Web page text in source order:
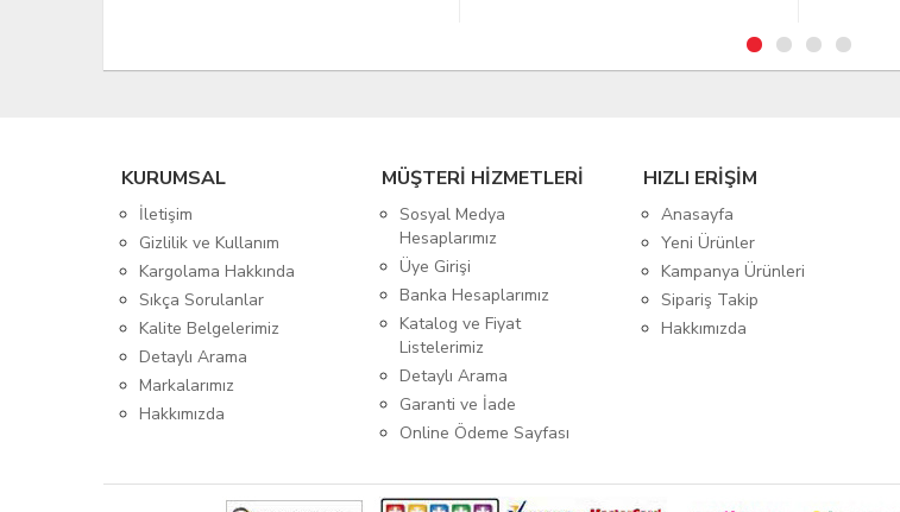
KURUMSAL
İletişim
Gizlilik ve Kullanım
Kargolama Hakkında
Sıkça Sorulanlar
Kalite Belgelerimiz
Detaylı Arama
Markalarımız
Hakkımızda
MÜŞTERİ HİZMETLERİ
Sosyal Medya
Hesaplarımız
Üye Girişi
Banka Hesaplarımız
Katalog ve Fiyat
Listelerimiz
Detaylı Arama
Garanti ve İade
Online Ödeme Sayfası
HIZLI ERİŞİM
Anasayfa
Yeni Ürünler
Kampanya Ürünleri
Sipariş Takip
Hakkımızda